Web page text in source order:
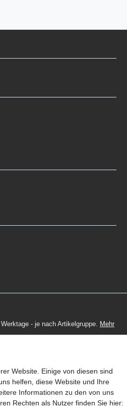
- je nach Artikelgruppe. Mehr
Website. Einige von diesen sind
helfen, diese Website und Ihre
Informationen zu den von uns
Rechten als Nutzer finden Sie hier: